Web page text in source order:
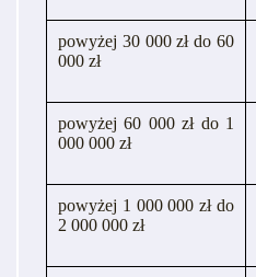
powyżej 30 000 zł do 60
000 zł
powyżej 60 000 zł do 1
000 000 zł
powyżej 1 000 000 zł do
2 000 000 zł